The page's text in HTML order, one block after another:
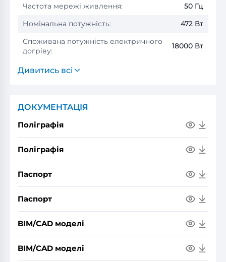
Частота мережі живлення:
50 Гц
Номінальна потужність:
472 Вт
Споживана потужність електричного
догріву:
18000 Вт
Дивитись всі
ДОКУМЕНТАЦІЯ
Поліграфія
Поліграфія
Паспорт
Паспорт
BIM/CAD моделі
BIM/CAD моделі